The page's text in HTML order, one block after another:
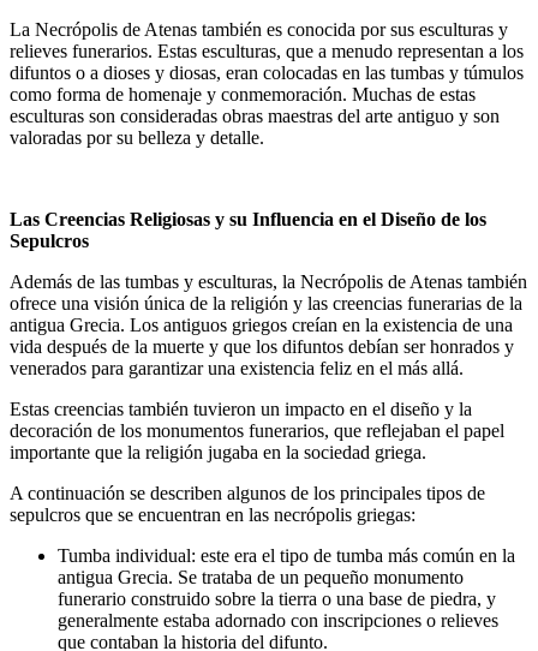
La Necrópolis de Atenas también es conocida por sus esculturas y
relieves funerarios. Estas esculturas, que a menudo representan a los
difuntos o a dioses y diosas, eran colocadas en las tumbas y túmulos
como forma de homenaje y conmemoración. Muchas de estas
esculturas son consideradas obras maestras del arte antiguo y son
valoradas por su belleza y detalle.
Las Creencias Religiosas y su Influencia en el Diseño de los
Sepulcros
Además de las tumbas y esculturas, la Necrópolis de Atenas también
ofrece una visión única de la religión y las creencias funerarias de la
antigua Grecia. Los antiguos griegos creían en la existencia de una
vida después de la muerte y que los difuntos debían ser honrados y
venerados para garantizar una existencia feliz en el más allá.
Estas creencias también tuvieron un impacto en el diseño y la
decoración de los monumentos funerarios, que reflejaban el papel
importante que la religión jugaba en la sociedad griega.
A continuación se describen algunos de los principales tipos de
sepulcros que se encuentran en las necrópolis griegas:
Tumba individual: este era el tipo de tumba más común en la
antigua Grecia. Se trataba de un pequeño monumento
funerario construido sobre la tierra o una base de piedra, y
generalmente estaba adornado con inscripciones o relieves
que contaban la historia del difunto.